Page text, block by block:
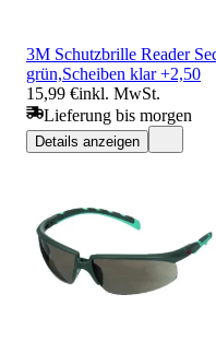
3M Schutzbrille Reader
grün,Scheiben klar +2,50
15,99 €inkl. MwSt.
Lieferung bis morgen
Details anzeigen